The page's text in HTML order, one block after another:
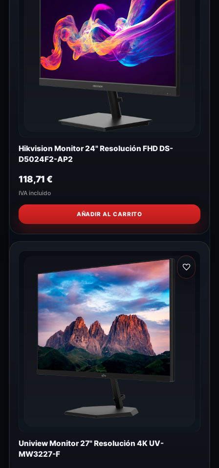
Hikvision Monitor 24" Resolución FHD DS-
D5024F2-AP2
118,71€
IVA incluido
AÑADIR AL CARRITO
Uniview Monitor 27" Resolución 4K UV-
MW3227-F